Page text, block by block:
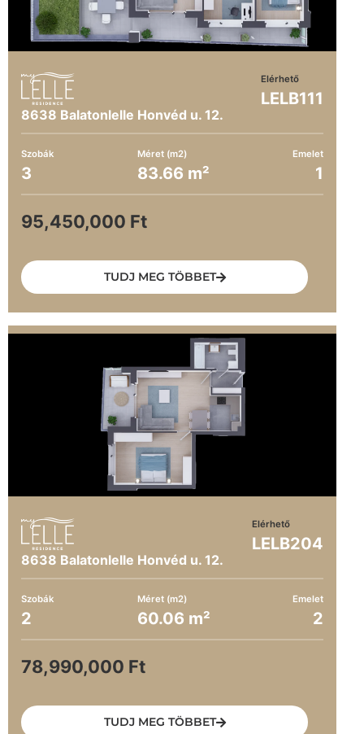
8638 Balatonlelle Honvéd u. 12.
Elérhető
LELB111
Szobák
3
Méret (m2)
83.66 m²
Emelet
1
95,450,000 Ft
TUDJ MEG TÖBBET
8638 Balatonlelle Honvéd u. 12.
Elérhető
LELB204
Szobák
2
Méret (m2)
60.06 m²
Emelet
2
78,990,000 Ft
TUDJ MEG TÖBBET